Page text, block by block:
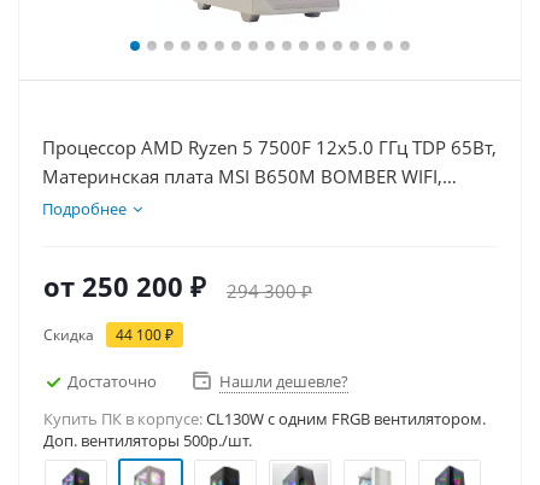
Процессор AMD Ryzen 5 7500F 12x5.0 ГГц TDP 65Вт,
Материнская плата MSI B650M BOMBER WIFI,
Видеокарта RTX 5070Ti 16Гб, Память DDR5 64Gb,
Подробнее
от 250 200 ₽ 294 300 ₽
Скидка 44 100 ₽
Достаточно
Нашли дешевле?
Купить ПК в корпусе:CL130W c одним FRGB вентилятором.
Доп. вентиляторы 500р./шт.